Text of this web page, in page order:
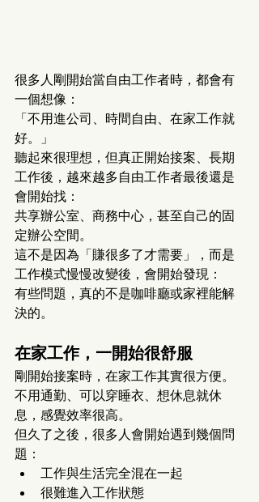
很多人剛開始當自由工作者時，都會有
一個想像：
「不用進公司、時間自由、在家工作就
好。」
聽起來很理想，但真正開始接案、長期
工作後，越來越多自由工作者最後還是
會開始找：
共享辦公室、商務中心，甚至自己的固
定辦公空間。
這不是因為「賺很多了才需要」，而是
工作模式慢慢改變後，會開始發現：
有些問題，真的不是咖啡廳或家裡能解
決的。
在家工作，一開始很舒服
剛開始接案時，在家工作其實很方便。
不用通勤、可以穿睡衣、想休息就休
息，感覺效率很高。
但久了之後，很多人會開始遇到幾個問
題：
工作與生活完全混在一起
很難進入工作狀態